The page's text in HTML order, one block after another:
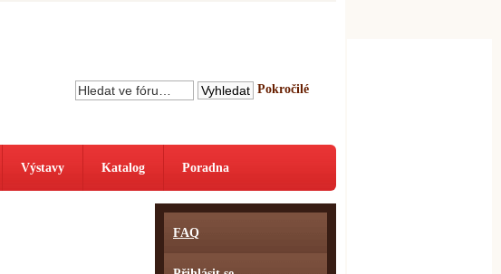
Pokročilé
Výstavy Katalog Poradna
FAQ